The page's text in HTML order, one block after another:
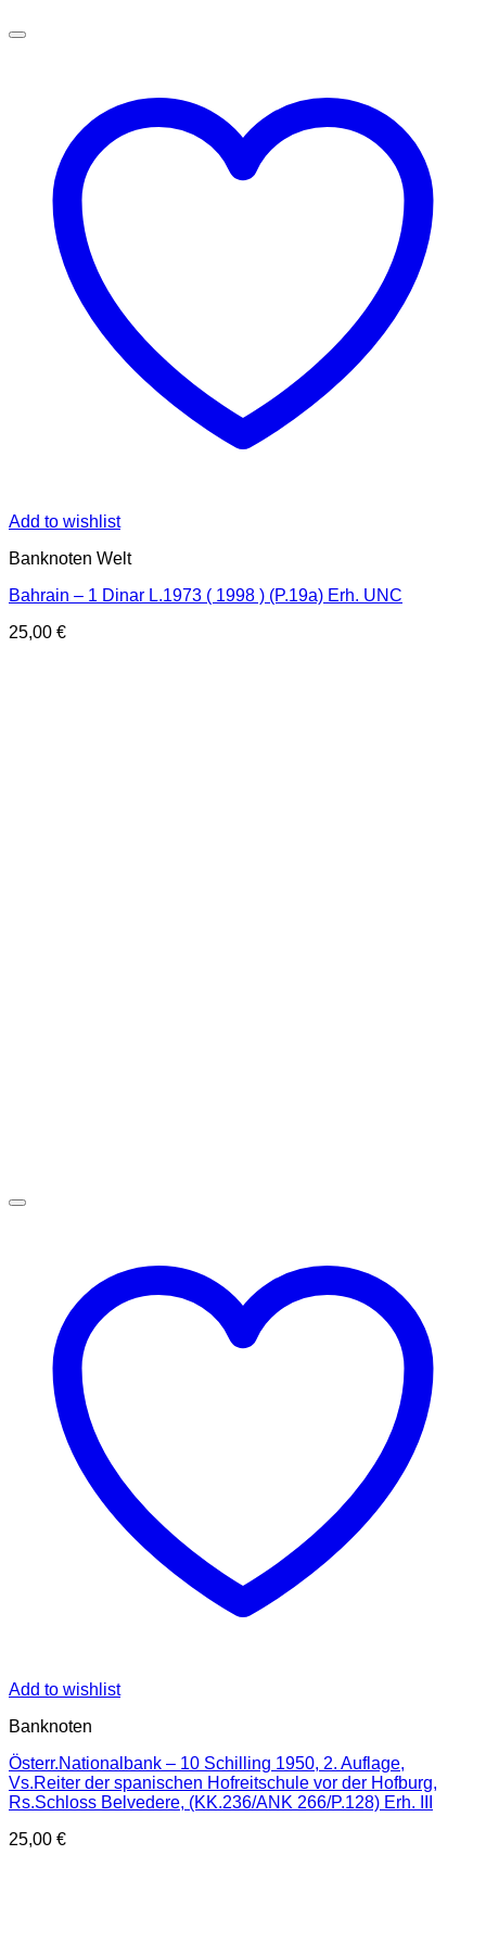
Add to wishlist
Banknoten Welt
Bahrain – 1 Dinar L.1973 ( 1998 ) (P.19a) Erh. UNC
25,00 €
Add to wishlist
Banknoten
Österr.Nationalbank – 10 Schilling 1950, 2. Auflage,
Vs.Reiter der spanischen Hofreitschule vor der Hofburg,
Rs.Schloss Belvedere, (KK.236/ANK 266/P.128) Erh. III
25,00 €